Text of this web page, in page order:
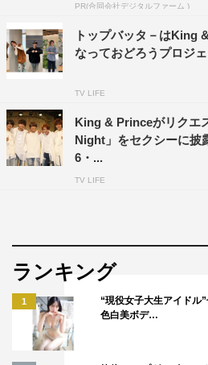
美 少年は、岩﨑大昇が代表して
さんがすごく待ち望んだ年だと思
とをやりつつ、僕らも新しいこ
たいです」と。7 MEN 侍は、中
京オリンピックの）新種目となっ
ているグループ。ジャニーさんか
に、オリンピックを意識して、
もらったので、持ち味のスケボ
少年忍者は、川﨑皇輝が代表し
ルの水曜日を担当させていただく
でのエンターテインメントはも
PR(合同会社デジタルファーム )
トップバッタ－はKing
なっておどろうプロジ
TV LIFE
King & Princeがリクエ
Night」をセクシーに披
6・...
TV LIFE
ランキング
1
“現役女子大生アイドル
色白美ボデ…